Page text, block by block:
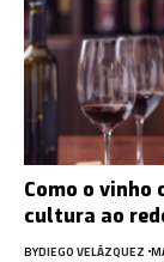
Como o
cultura ao
BYDIEGO VELÁZQUEZ